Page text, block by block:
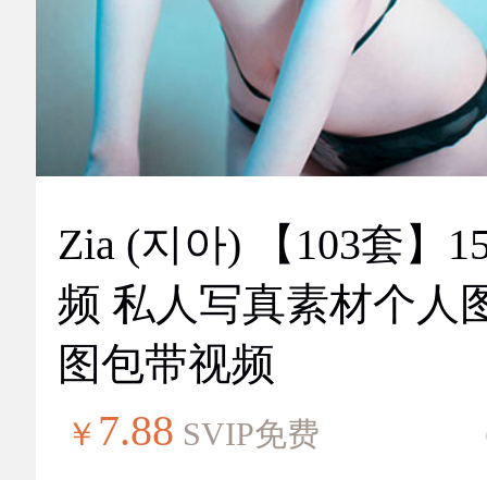
Zia (지아) 【103套】151视
频 私人写真素材个人
图包带视频
￥ 7.88 SVIP免费